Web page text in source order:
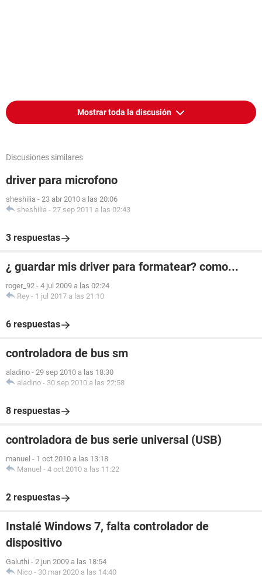
Mostrar toda la discusión
Discusiones similares
driver para microfono
sheshilia - 23 abr 2010 a las 20:06
sheshilia - 27 sep 2011 a las 02:43
3 respuestas
¿ guardar mis driver para formatear? como...
roger_92 - 4 jul 2009 a las 02:24
Rey - 1 jul 2017 a las 21:10
6 respuestas
controladora de bus sm
aladino - 29 sep 2010 a las 18:30
aladino - 30 sep 2010 a las 22:58
8 respuestas
controladora de bus serie universal (USB)
manuel - 1 oct 2010 a las 13:18
Manuel - 4 oct 2010 a las 11:22
2 respuestas
Instalé Windows 7, falta controlador de
dispositivo
Galuthi - 2 jun 2009 a las 18:54
Nico - 30 mar 2020 a las 14:40